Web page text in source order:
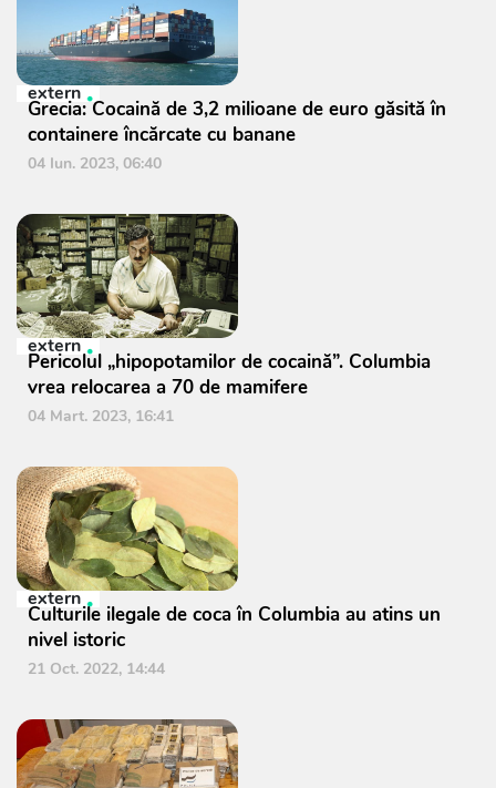
extern
Grecia: Cocaină de 3,2 milioane de euro găsită în
containere încărcate cu banane
04 Iun. 2023, 06:40
extern
Pericolul „hipopotamilor de cocaină”. Columbia
vrea relocarea a 70 de mamifere
04 Mart. 2023, 16:41
extern
Culturile ilegale de coca în Columbia au atins un
nivel istoric
21 Oct. 2022, 14:44